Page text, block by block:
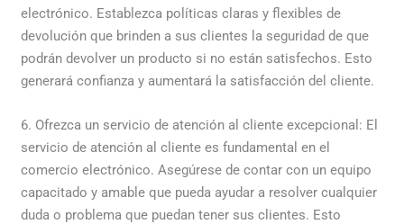
electrónico. Establezca políticas claras y flexibles de
devolución que brinden a sus clientes la seguridad de que
podrán devolver un producto si no están satisfechos. Esto
generará confianza y aumentará la satisfacción del cliente.
6. Ofrezca un servicio de atención al cliente excepcional: El
servicio de atención al cliente es fundamental en el
comercio electrónico. Asegúrese de contar con un equipo
capacitado y amable que pueda ayudar a resolver cualquier
duda o problema que puedan tener sus clientes. Esto